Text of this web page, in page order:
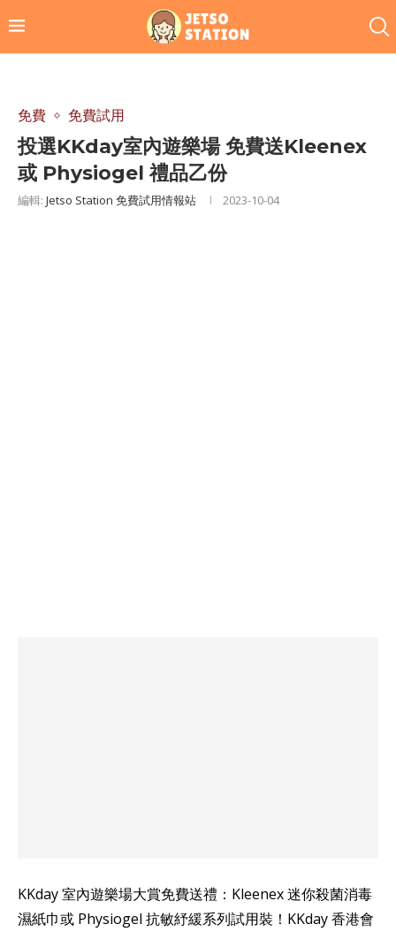
免費 免費試用
投選KKday室內遊樂場 免費送Kleenex
或 Physiogel 禮品乙份
編輯: Jetso Station 免費試用情報站 2023-10-04
KKday 室內遊樂場大賞免費送禮：Kleenex 迷你殺菌消毒
濕紙巾或 Physiogel 抗敏紓緩系列試用裝！KKday 香港會